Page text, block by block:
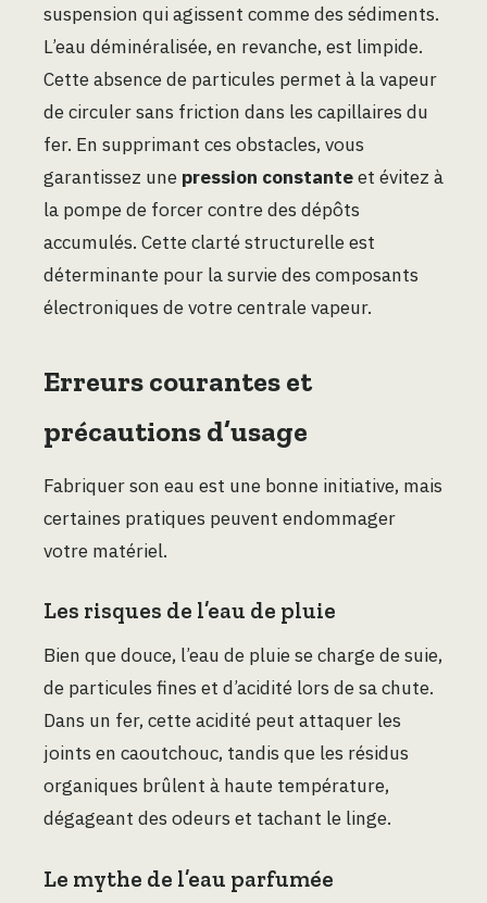
suspension qui agissent comme des sédiments.
L’eau déminéralisée, en revanche, est limpide.
Cette absence de particules permet à la vapeur
de circuler sans friction dans les capillaires du
fer. En supprimant ces obstacles, vous
garantissez une pression constanteet évitez à
la pompe de forcer contre des dépôts
accumulés. Cette clarté structurelle est
déterminante pour la survie des composants
électroniques de votre centrale vapeur.
Erreurs courantes et
précautions d’usage
Fabriquer son eau est une bonne initiative, mais
certaines pratiques peuvent endommager
votre matériel.
Les risques de l’eau de pluie
Bien que douce, l’eau de pluie se charge de suie,
de particules fines et d’acidité lors de sa chute.
Dans un fer, cette acidité peut attaquer les
joints en caoutchouc, tandis que les résidus
organiques brûlent à haute température,
dégageant des odeurs et tachant le linge.
Le mythe de l’eau parfumée